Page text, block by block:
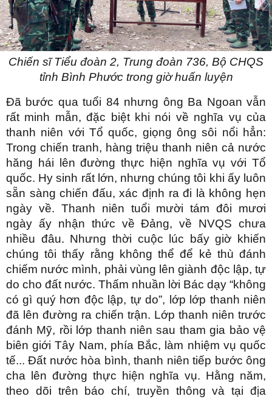
Chiến sĩ Tiểu đoàn 2, Trung đoàn 736, Bộ CHQS
tỉnh Bình Phước trong giờ huấn luyện
Đã bước qua tuổi 84 nhưng ông Ba Ngoan vẫn
rất minh mẫn, đặc biệt khi nói về nghĩa vụ của
thanh niên với Tổ quốc, giọng ông sôi nổi hẳn:
Trong chiến tranh, hàng triệu thanh niên cả nước
hăng hái lên đường thực hiện nghĩa vụ với Tổ
quốc. Hy sinh rất lớn, nhưng chúng tôi khi ấy luôn
sẵn sàng chiến đấu, xác định ra đi là không hẹn
ngày về. Thanh niên tuổi mười tám đôi mươi
ngày ấy nhận thức về Đảng, về NVQS chưa
nhiều đâu. Nhưng thời cuộc lúc bấy giờ khiến
chúng tôi thấy rằng không thể để kẻ thù đánh
chiếm nước mình, phải vùng lên giành độc lập, tự
do cho đất nước. Thấm nhuần lời Bác dạy “không
có gì quý hơn độc lập, tự do”, lớp lớp thanh niên
đã lên đường ra chiến trận. Lớp thanh niên trước
đánh Mỹ, rồi lớp thanh niên sau tham gia bảo vệ
biên giới Tây Nam, phía Bắc, làm nhiệm vụ quốc
tế... Đất nước hòa bình, thanh niên tiếp bước ông
cha lên đường thực hiện nghĩa vụ. Hằng năm,
theo dõi trên báo chí, truyền thông và tại địa